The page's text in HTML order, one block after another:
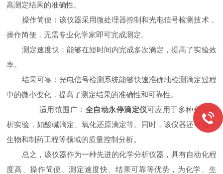
高测定结果的准确性。
操作简便：该仪器采用微处理器控制和光电信号检测技术，
操作简便，无需专业化学家即可完成测定。
测定速度快：能够在短时间内完成多次滴定，提高了实验效
率。
结果可靠：光电信号检测系统能够快速准确地检测滴定过程
中的微小变化，提高了测定结果的准确性和可靠性。
适用范围广： 全自动永停滴定仪可应用于多种化学分
析实验，如酸碱滴定、氧化还原滴定等。同时，该仪器还可用于
生物和制药工程等领域的质量控制分析。
总之，该仪器作为一种先进的化学分析仪器，具有自动化程
度高、操作简便、测定速度快、结果可靠等优势，为化学、生